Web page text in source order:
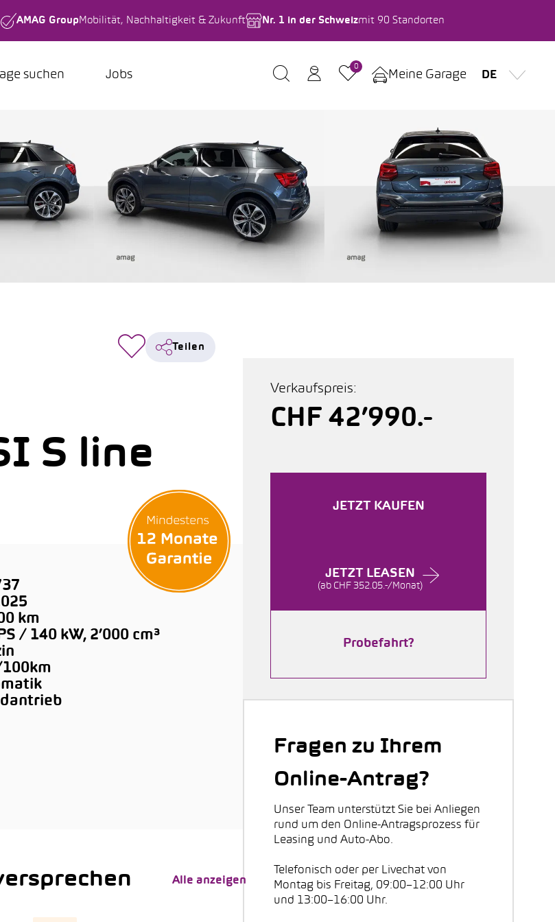
AMAG Group Mobilität, Nachhaltigkeit & Zukunft Nr. 1 in der Schweizmit 90 Standorten
suchen Jobs
0
Meine Garage DE
Teilen
S line
km
/ 140 kW, 2’000 cm³
Alle anzeigen
Verkaufspreis:
CHF 42’990.-
JETZT KAUFEN
JETZT LEASEN
(ab CHF 352.05.-/Monat)
Probefahrt?
Fragen zu Ihrem
Online-Antrag?
Unser Team unterstützt Sie bei Anliegen
rund um den Online-Antragsprozess für
Leasing und Auto-Abo.
Telefonisch oder per Livechat von
Montag bis Freitag, 09:00–12:00 Uhr
und 13:00–16:00 Uhr.